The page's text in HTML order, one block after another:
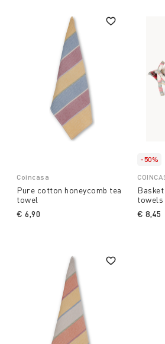
Coincasa
Pure cotton honeycomb tea
towel
€ 6,90
-50%
towels
€ 8,45